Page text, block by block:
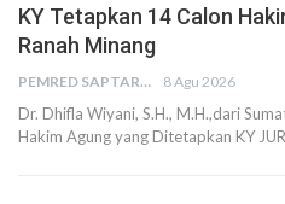
KY Tetapkan 14 Calon
Ranah Minang
PEMRED SAPTARIUS 8 Agu 2026
Dr. Dhifla Wiyani, S.H., M.H.,dari
Hakim Agung yang Ditetapkan KY